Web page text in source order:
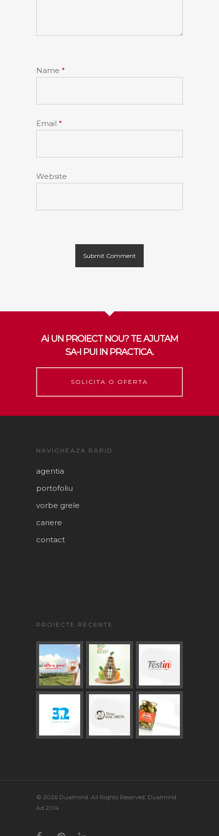
Name *
Email *
Website
Ai UN PROIECT NOU? TE AJUTAM
SA-I PUI IN PRACTICA.
SOLICITA O OFERTA
NAVIGHEAZA RAPID
agentia
portofoliu
vorbe grele
cariere
contact
PROIECTE RECENTE
© 2026 Dualmind. All Rights Reserved, Dualmind
Ad 2014